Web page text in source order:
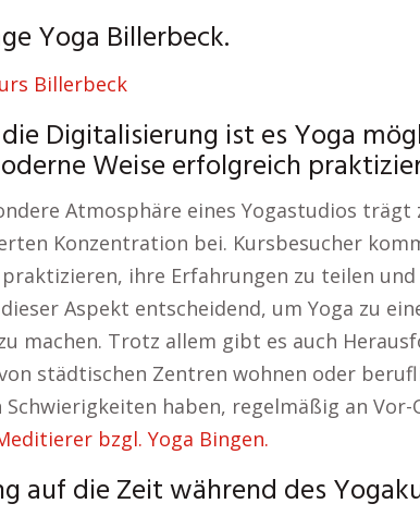
Yoga Billerbeck.
Digitalisierung ist es Yoga
Weise erfolgreich
Atmosphäre eines Yogastudios
Konzentration bei. Kursbesucher
praktizieren, ihre Erfahrungen zu teilen
Aspekt entscheidend, um Yoga zu
machen. Trotz allem gibt es auch
städtischen Zentren wohnen oder
Schwierigkeiten haben, regelmäßig an
bzgl. Yoga Bingen.
auf die Zeit während des